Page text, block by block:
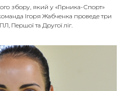
збору, який у «Гірника-Спорт»
Ігоря Жабченка проведе три
Першої та Другої ліг.